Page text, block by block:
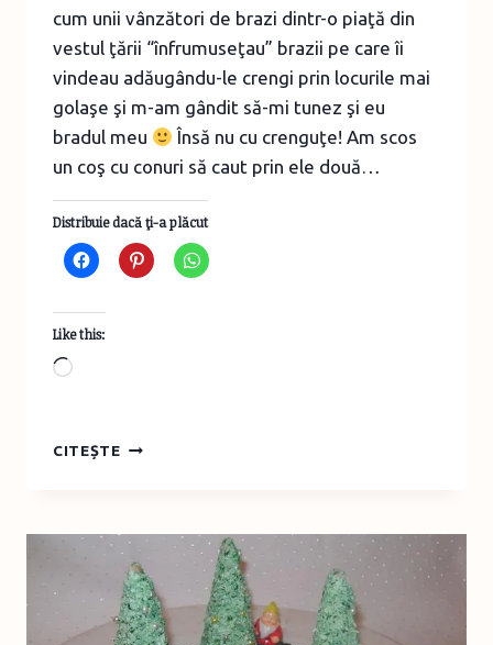
cum unii vânzători de brazi dintr-o piaţă din
vestul ţării “înfrumuseţau” brazii pe care îi
vindeau adăugându-le crengi prin locurile mai
golaşe şi m-am gândit să-mi tunez şi eu
bradul meu
Însă nu cu crenguţe! Am scos
un coş cu conuri să caut prin ele două…
Distribuie dacă ţi-a plăcut
Like this:
Loading…
CITEȘTEBRAD
CU
CONURI
NATURALE